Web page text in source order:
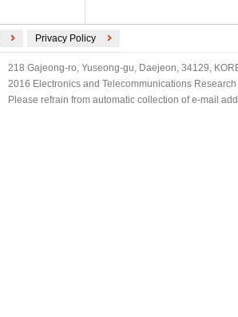
Privacy Policy
218 Gajeong-ro, Yuseong-gu, Daejeon, 34129,
2016 Electronics and Telecommunications
Please refrain from automatic collection of e-mail